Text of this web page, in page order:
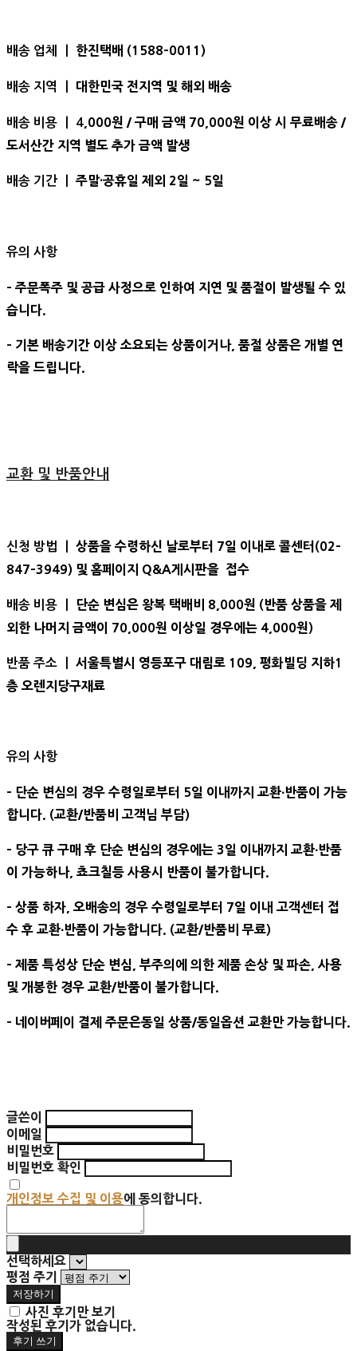
배송 업체 ㅣ 한진택배 (1588-0011)
배송 지역 ㅣ 대한민국 전지역 및 해외 배송
배송 비용 ㅣ 4 ,000원 / 구매 금액 70,000원 이상 시 무료배송 /
도서산간 지역 별도 추가 금액 발생
배송 기간 ㅣ 주말·공휴일 제외 2일 ~ 5일
유의 사항
- 주문폭주 및 공급 사정으로 인하여 지연 및 품절이 발생될 수 있
습니다.
- 기본 배송기간 이상 소요되는 상품이거나, 품절 상품은 개별 연
락을 드립니다.
교환 및 반품안내
신청 방법 ㅣ 상품을 수령하신 날로부터 7일 이내로 콜센터(02-
847-3949) 및 홈페이지 Q&A게시판을 접수
배송 비용 ㅣ
단순 변심은 왕복 택배비 8,000원 (반품 상품을 제
외한 나머지 금액이 70,000원 이상일 경우에는 4,000원)
반품 주소 ㅣ 서울특별시 영등포구 대림로 109, 평화빌딩 지하1
층 오렌지당구재료
유의 사항
- 단순 변심의 경우 수령일로부터 5일 이내까지 교환∙반품이 가능
합니다. (교환/반품비 고객님 부담)
- 당구 큐 구매 후 단순 변심의 경우에는 3일 이내까지 교환∙반품
이 가능하나, 쵸크칠등 사용시 반품이 불가합니다.
- 상품 하자, 오배송의 경우 수령일로부터 7일 이내 고객센터 접
수 후 교환∙반품이 가능합니다. (교환/반품비 무료)
- 제품 특성상 단순 변심, 부주의에 의한 제품 손상 및 파손, 사용
및 개봉한 경우 교환/반품이 불가합니다.
- 네이버페이 결제 주문은동일 상품/동일옵션 교환만 가능합니다.
글쓴이
이메일
비밀번호
비밀번호 확인
개인정보 수집 및 이용에 동의합니다.
선택하세요
평점 주기
저장하기
사진 후기만 보기
작성된 후기가 없습니다.
후기 쓰기